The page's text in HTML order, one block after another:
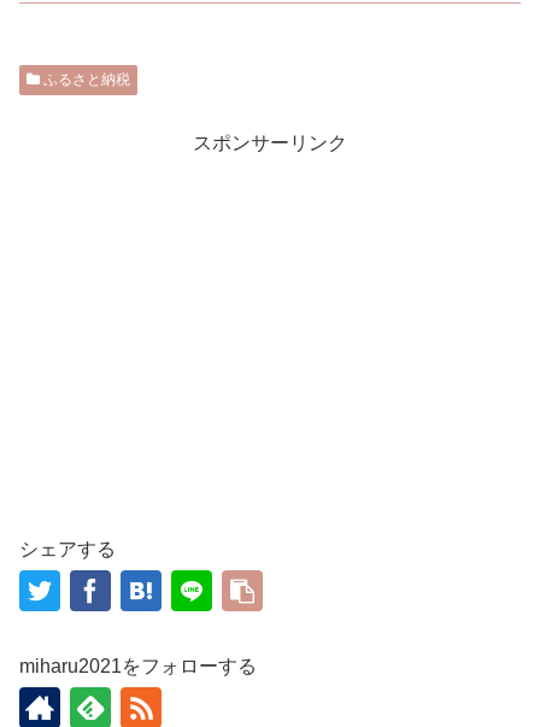
ふるさと納税
スポンサーリンク
シェアする
miharu2021をフォローする